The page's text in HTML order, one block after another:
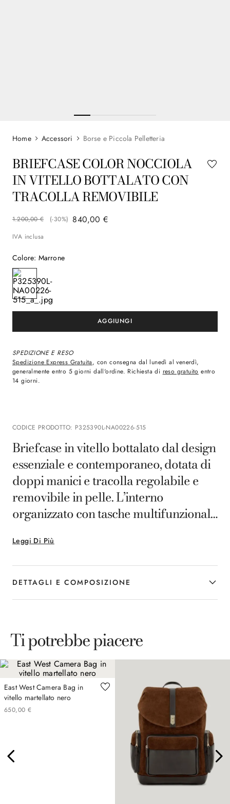
Accessori Borse e Piccola Pelletteria
BRIEFCASE COLOR NOCCIOLA
IN VITELLO BOTTALATO CON
TRACOLLA REMOVIBILE
1.200,00 € (-30%) 840,00 €
IVA inclusa
Colore: Marrone
SPEDIZIONE E RESO
Spedizione Express Gratuita, con consegna dal lunedì al venerdì,
generalmente entro 5 giorni dall'ordine. Richiesta di reso gratuito entro
14 giorni.
CODICE PRODOTTO: P325390L-NA00226-515
Leggi Di Più
Briefcase in vitello bottalato dal design
essenziale e contemporaneo, dotata di
doppi manici e tracolla regolabile e
removibile in pelle. L’interno
organizzato con tasche multifunzionali
rendono ideale per gli spostamenti
quotidiani, coniugando eleganza
formale e praticità in ogni dettaglio.
DETTAGLI E COMPOSIZIONE
Ti potrebbe piacere
East West Camera Bag in
vitello martellato nero
650,00 €